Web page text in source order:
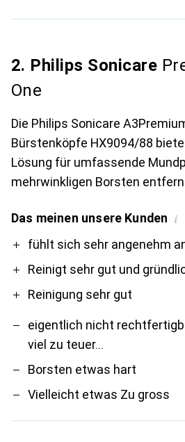
2. Philips Sonicare
One
Die Philips Sonicare
Bürstenköpfe HX9094/88
Lösung für umfassende
mehrwinkligen Borsten
Das meinen unsere Kunden i
Profühlt sich sehr angenehm
Reinigt sehr gut und
Reinigung sehr gut
Contra
eigentlich nicht
viel zu teuer...
Borsten etwas hart
Vielleicht etwas Zu gross